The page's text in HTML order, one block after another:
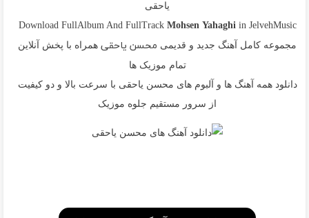
یاحقی
Download FullAlbum And FullTrack Mohsen Yahaghi in JelvehMusic
مجموعه کامل آهنگ جدید و قدیمی محسن یاحقیهمراه با پخش آنلاین
تمام موزیک ها
دانلود همه آهنگ ها و آلبوم های محسن یاحقی با سرعت بالا و دو کیفیت
از سرور مستقیم جلوه موزیک